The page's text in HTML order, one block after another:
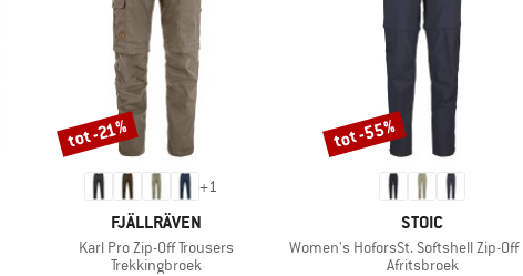
+1
MERK
FJÄLLRÄVEN
Artikel
Karl Pro Zip-Off Trousers
Productgroep
Trekkingbroek
Korting
tot -21%
MERK
STOIC
Artikel
Women's HoforsSt. Softshell Zip-Off Pants
Productgroep
Afritsbroek
Korting
tot -55%